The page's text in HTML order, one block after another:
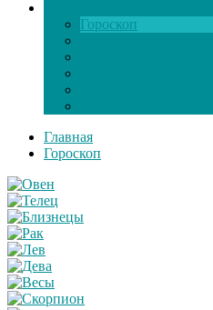
Гороскоп
Главная
Гороскоп